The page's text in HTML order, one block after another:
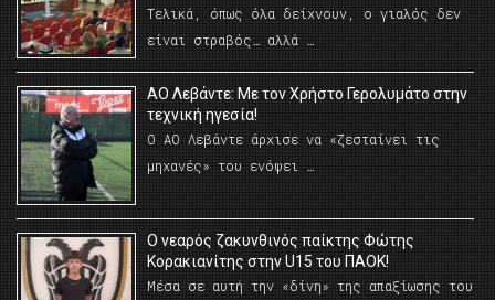
Τελικά, όπως όλα δείχνουν, ο γιαλός δεν
είναι στραβός… αλλά …
ΑΟ Λεβάντε: Με τον Χρήστο Γερολυμάτο στην
τεχνική ηγεσία!
Ο ΑΟ Λεβάντε άρχισε να «ζεσταίνει τις
μηχανές» του ενόψει …
O νεαρός ζακυνθινός παίκτης Φώτης
Κορακιανίτης στην U15 του ΠΑΟΚ!
Μέσα σε αυτή την «δίνη» της απαξίωσης του